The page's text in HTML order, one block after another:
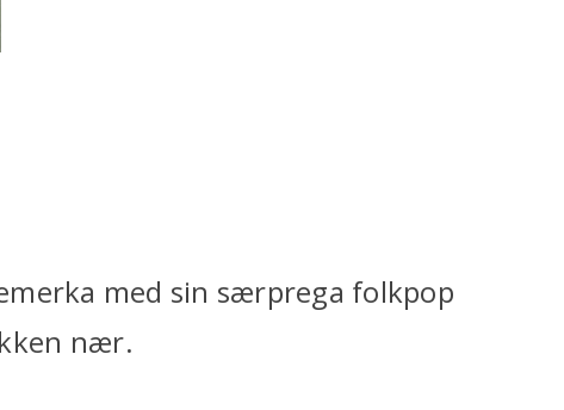
med sin særprega folkpop
nær.